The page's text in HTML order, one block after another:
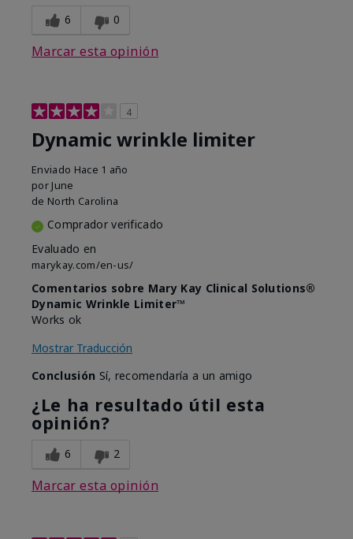
6 0
Marcar esta opinión
4
Dynamic wrinkle limiter
Enviado Hace 1 año
por June
de North Carolina
Comprador verificado
Evaluado en
marykay.com/en-us/
Comentarios sobre Mary Kay Clinical Solutions®
Dynamic Wrinkle Limiter™
Works ok
Mostrar Traducción
Conclusión Sí, recomendaría a un amigo
¿Le ha resultado útil esta
opinión?
6 2
Marcar esta opinión